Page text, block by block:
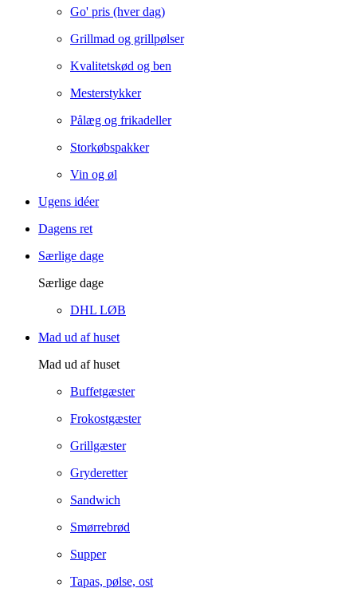
Go' pris (hver dag)
Grillmad og grillpølser
Kvalitetskød og ben
Mesterstykker
Pålæg og frikadeller
Storkøbspakker
Vin og øl
Ugens idéer
Dagens ret
Særlige dage
Særlige dage
DHL LØB
Mad ud af huset
Mad ud af huset
Buffetgæster
Frokostgæster
Grillgæster
Gryderetter
Sandwich
Smørrebrød
Supper
Tapas, pølse, ost